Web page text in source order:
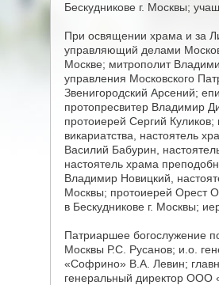
Бескудникове г. Москвы;
При освящении храма и за
управляющий делами
Москве; митрополит
управления Московского
Звенигородский Арсений;
протопресвитер Владимир
протоиерей Сергий Куликов;
викариатства, настоятель
Василий Бабурин,
настоятель храма
Владимир Новицкий,
Москвы; протоиерей Орест
в Бескудникове г. Москвы;
Патриаршее богослужение
Москвы Р.С. Русанов; и.о.
«Софрино» В.А. Левин;
генеральный директор ООО